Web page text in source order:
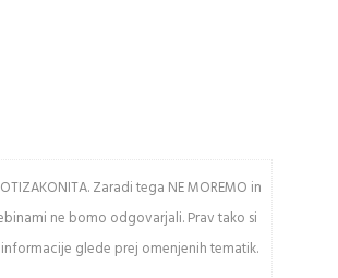
Zaradi tega NE MOREMO in
ne bomo odgovarjali. Prav tako si
glede prej omenjenih tematik.